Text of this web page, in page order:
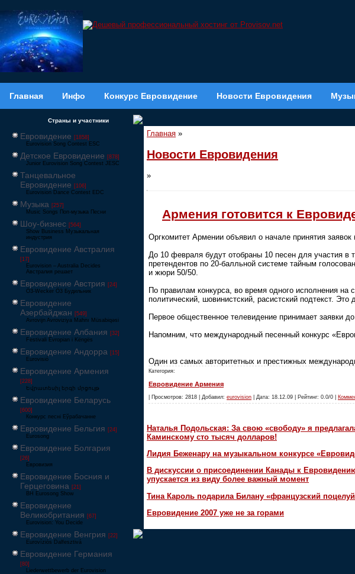
Главная Инфо Конкурс Евровидение Новости Евровидения
Страны и участники
Евровидение [1858]
Eurovision Song Contest ESC
Детское Евровидение [878]
Junior Eurovision Song Contest JESC
Танцевальное
Евровидение [106]
Eurovision Dance Contest EDC
Музыка [257]
Music Songs Поп-музыка Песни
Шоу-бизнес [564]
Show Business Музыкальная
индустрия
Евровидение Австралия
[17]
Eurovision – Australia Decides
Австралия решает
Евровидение Австрия [24]
Ö3-Wecker Ö3 Будильник
Евровидение
Азербайджан [549]
Avrovijn Avroviziya Mahnı Müsabiqəsi
Евровидение Албания [32]
Festivali Evropian i Këngës
Евровидение Андорра [15]
Eurovisió
Евровидение Армения
[228]
Եվրատեսիլ երգի մրցույթ
Евровидение Беларусь
[600]
Конкурс песні Еўрабачанне
Евровидение Бельгия [24]
Eurosong
Евровидение Болгария
[26]
Евровизия
Евровидение Босния и
Герцеговина [21]
BH Eurosong Show
Евровидение
Великобритания [67]
Eurovision: You Decide
Евровидение Венгрия [22]
Eurovíziós Dalfesztivá
Евровидение Германия
[80]
Liederwettbewerb der Eurovision
Главная »
Новости Евровидения
»
Армения готовится к
Оргкомитет Армении объявил о начале принятия
До 10 февраля будут отобраны 10 песен для участия в
претендентов по 20-балльной системе тайным
и жюри 50/50.
По правилам конкурса, во время одного исполнения
политический, шовинистский, расистский подтекст.
Первое общественное телевидение принимает заявки
Напомним, что международный песенный конкурс
Один из самых авторитетных и престижных
Категория:
Евровидение Армения
| Просмотров: 2818 | Добавил: eurovision | Дата: 18.12.09 | Рейтинг: 0.0/0 |
Наталья Подольская: За свою «свободу» я
Каминскому сто тысяч долларов!
Лидия Беженару на музыкальном конкурсе
В дискуссии о присоединении Канады к
упускается из виду более важный момент
Тина Кароль подарила Билану «французский
Евровидение 2007 уже не за горами